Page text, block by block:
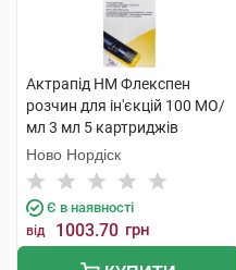
Актрапід HM Флекспен
розчин для ін'єкцій 100 МО/
мл 3 мл 5 картриджів
Ново Нордіск
Є в наявності
від 1003.70 грн